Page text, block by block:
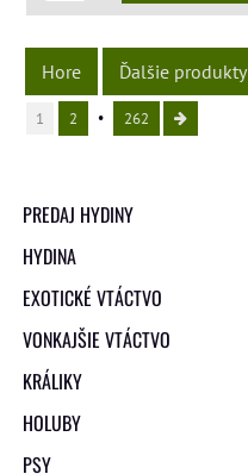
Hore Ďalšie produkty
1 2 262
PREDAJ HYDINY
HYDINA
EXOTICKÉ VTÁCTVO
VONKAJŠIE VTÁCTVO
KRÁLIKY
HOLUBY
PSY